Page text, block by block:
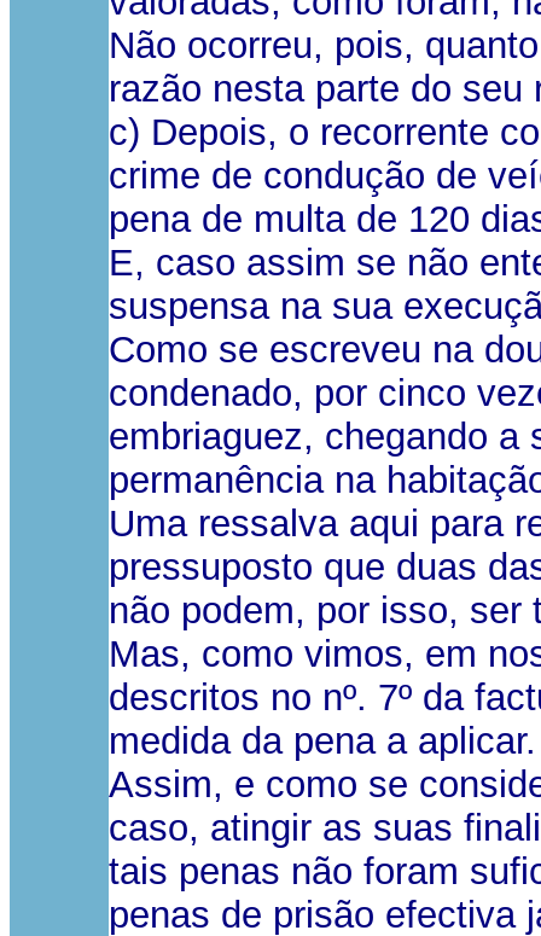
Não ocorreu, pois,
razão nesta parte do seu
c) Depois, o recorrente
crime de condução de
pena de multa de 120
E, caso assim se não
suspensa na sua
Como se escreveu na
condenado, por cinco
embriaguez, chegando a
permanência na
Uma ressalva aqui para
pressuposto que duas
não podem, por isso, ser
Mas, como vimos, em
descritos no nº. 7º da
medida da pena a
Assim, e como se
caso, atingir as suas
tais penas não foram
penas de prisão efectiva